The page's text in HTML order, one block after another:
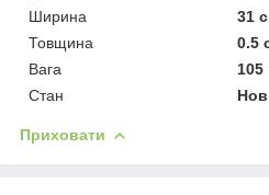
Ширина
31
Товщина
0.5
Вага
105
Стан
Приховати